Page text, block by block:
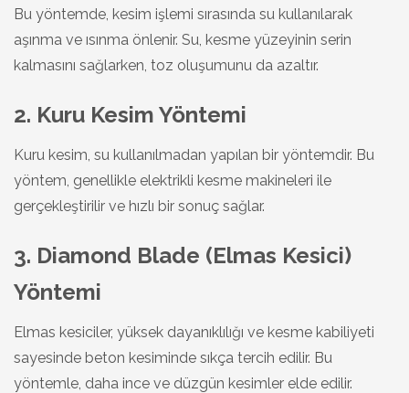
Bu yöntemde, kesim işlemi sırasında su kullanılarak
aşınma ve ısınma önlenir. Su, kesme yüzeyinin serin
kalmasını sağlarken, toz oluşumunu da azaltır.
2. Kuru Kesim Yöntemi
Kuru kesim, su kullanılmadan yapılan bir yöntemdir. Bu
yöntem, genellikle elektrikli kesme makineleri ile
gerçekleştirilir ve hızlı bir sonuç sağlar.
3. Diamond Blade (Elmas Kesici)
Yöntemi
Elmas kesiciler, yüksek dayanıklılığı ve kesme kabiliyeti
sayesinde beton kesiminde sıkça tercih edilir. Bu
yöntemle, daha ince ve düzgün kesimler elde edilir.